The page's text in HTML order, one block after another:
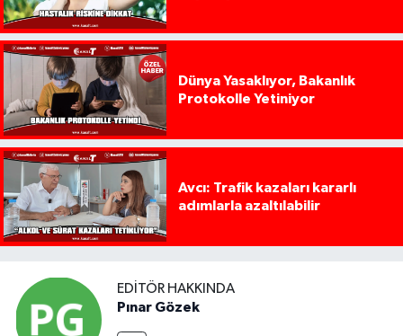
Dünya Yasaklıyor, Bakanlık
Protokolle Yetiniyor
Avcı: Trafik kazaları kararlı
adımlarla azaltılabilir
EDITÖR HAKKINDA
Pınar Gözek